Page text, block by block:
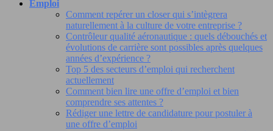
Emploi
Comment repérer un closer qui s’intègrera
naturellement à la culture de votre entreprise ?
Contrôleur qualité aéronautique : quels débouchés et
évolutions de carrière sont possibles après quelques
années d’expérience ?
Top 5 des secteurs d’emploi qui recherchent
actuellement
Comment bien lire une offre d’emploi et bien
comprendre ses attentes ?
Rédiger une lettre de candidature pour postuler à
une offre d’emploi